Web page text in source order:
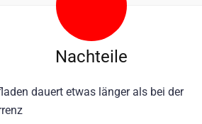
Nachteile
dauert etwas länger als bei der